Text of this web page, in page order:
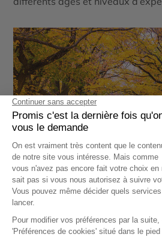
The Mall en automne au cœur
York